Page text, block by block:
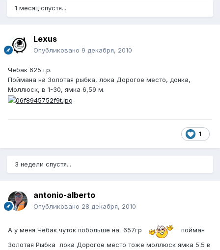
1 месяц спустя...
Lexus
Опубликовано 9 декабря, 2010
Чебак 625 гр.
Поймана на Золотая рыбка, лока Дорогое место, донка,
Моллюск, в 1-30, ямка 6,59 м.
1
3 недели спустя...
antonio-alberto
Опубликовано 28 декабря, 2010
А у меня Чебак чуток побольше на 657гр
пойман
Золотая Рыбка лока Дорогое место тоже моллюск ямка 5.5 в